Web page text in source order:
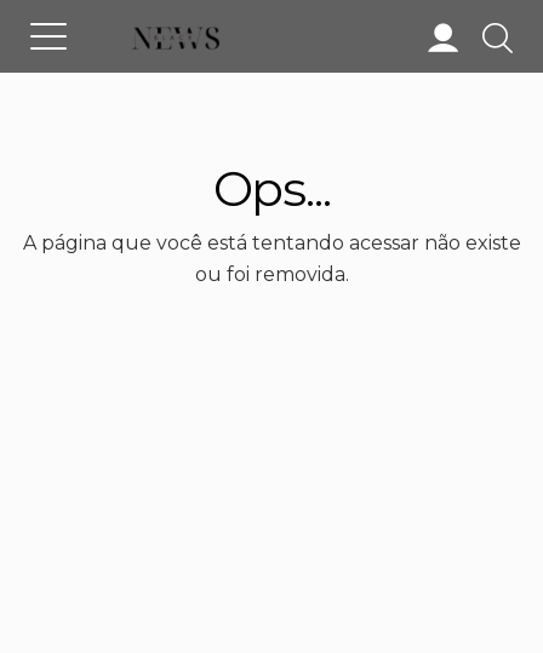
Ops...
A página que você está tentando acessar não existe
ou foi removida.